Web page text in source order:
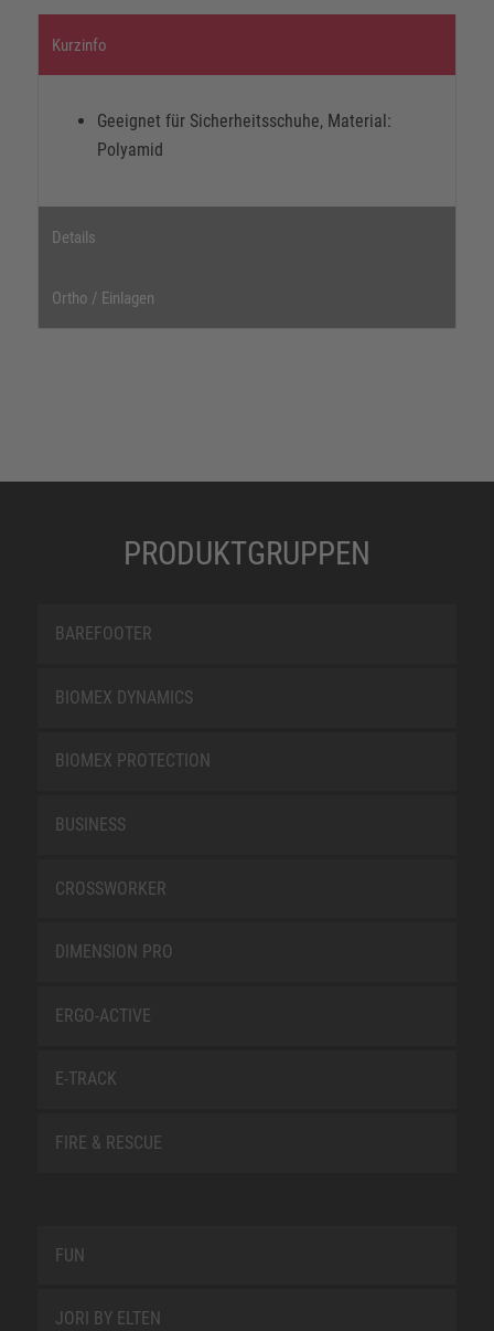
Kurzinfo
Geeignet für Sicherheitsschuhe, Material:
Polyamid
Details
Ortho / Einlagen
PRODUKTGRUPPEN
BAREFOOTER
BIOMEX DYNAMICS
BIOMEX PROTECTION
BUSINESS
CROSSWORKER
DIMENSION PRO
ERGO-ACTIVE
E-TRACK
FIRE & RESCUE
FUN
JORI BY ELTEN